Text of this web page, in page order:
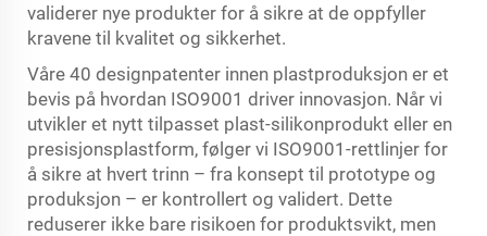
validerer nye produkter for å sikre at de oppfyller
kravene til kvalitet og sikkerhet.
Våre 40 designpatenter innen plastproduksjon er et
bevis på hvordan ISO9001 driver innovasjon. Når vi
utvikler et nytt tilpasset plast-silikonprodukt eller en
presisjonsplastform, følger vi ISO9001-rettlinjer for
å sikre at hvert trinn – fra konsept til prototype og
produksjon – er kontrollert og validert. Dette
reduserer ikke bare risikoen for produktsvikt, men